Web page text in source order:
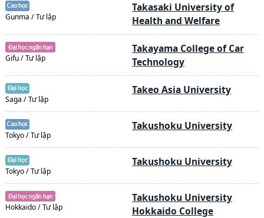
Gunma / Tư lập
Takasaki University of
Health and Welfare
Gifu / Tư lập
Takayama College of Car
Technology
Saga / Tư lập
Takeo Asia University
Tokyo / Tư lập
Takushoku University
Tokyo / Tư lập
Takushoku University
Hokkaido / Tư lập
Takushoku University
Hokkaido College